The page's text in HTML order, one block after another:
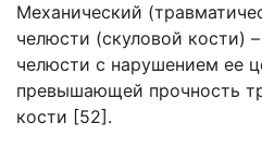
Механический
челюсти (скуловой кости)
челюсти с нарушением ее
превышающей прочность
кости [52].